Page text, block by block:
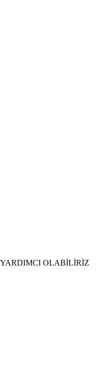
OLABİLİRİZ